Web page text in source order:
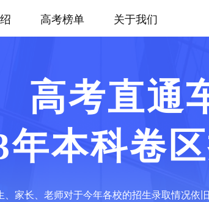
高考榜单 关于我们
高考直通
年本科卷
、家长、老师对于今年各校的招生录取情况